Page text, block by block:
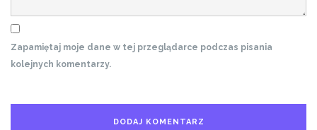
Zapamiętaj moje dane w tej przeglądarce podczas pisania
kolejnych komentarzy.